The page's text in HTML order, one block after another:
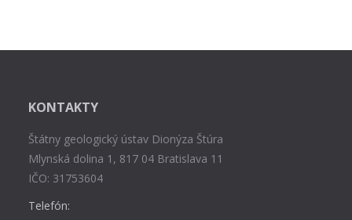
KONTAKTY
Štátny geologický ústav Dionýza Štúra
Mlynská dolina 1, 817 04 Bratislava 11
IČO: 31753604
Telefón: